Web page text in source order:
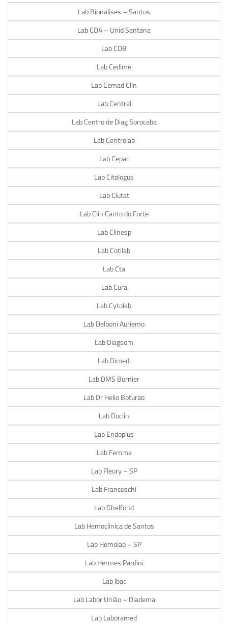
Lab Bionalises – Santos
Lab CDA – Unid Santana
Lab CDB
Lab Cedime
Lab Cemad Clín
Lab Central
Lab Centro de Diag Sorocaba
Lab Centrolab
Lab Cepac
Lab Citologus
Lab Ciutat
Lab Clin Canto do Forte
Lab Clinesp
Lab Cotilab
Lab Cta
Lab Cura
Lab Cytolab
Lab Delboni Auriemo
Lab Diagsom
Lab Dimedi
Lab DMS Burnier
Lab Dr Helio Boturao
Lab Duclin
Lab Endoplus
Lab Femme
Lab Fleury – SP
Lab Franceschi
Lab Ghelfond
Lab Hemoclinica de Santos
Lab Hemolab – SP
Lab Hermes Pardini
Lab Ibac
Lab Labor União – Diadema
Lab Laboramed